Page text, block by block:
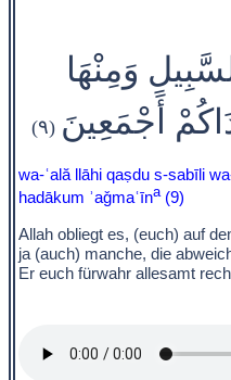
وَمِنْهَا
أَجْمَعِينَ (٩)
wa-ʿală llāhi qaṣdu s-sabīli
hadākum ʾaǧmaʿīna(9)
Allah obliegt es, (euch) auf
ja (auch) manche, die
Er euch fürwahr allesamt